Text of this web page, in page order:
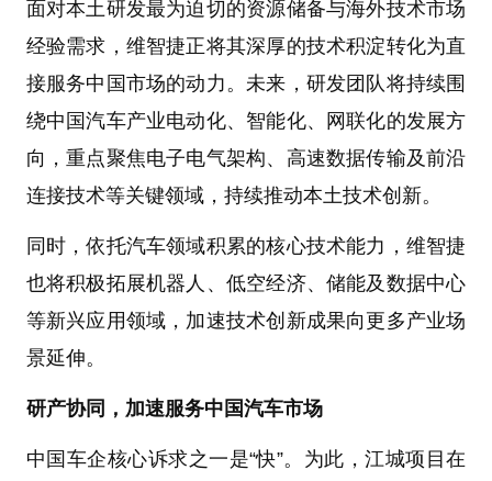
面对本土研发最为迫切的资源储备与海外技术市场
经验需求，维智捷正将其深厚的技术积淀转化为直
接服务中国市场的动力。未来，研发团队将持续围
绕中国汽车产业电动化、智能化、网联化的发展方
向，重点聚焦电子电气架构、高速数据传输及前沿
连接技术等关键领域，持续推动本土技术创新。
同时，依托汽车领域积累的核心技术能力，维智捷
也将积极拓展机器人、低空经济、储能及数据中心
等新兴应用领域，加速技术创新成果向更多产业场
景延伸。
研产协同，加速服务中国汽车市场
中国车企核心诉求之一是“快”。为此，江城项目在